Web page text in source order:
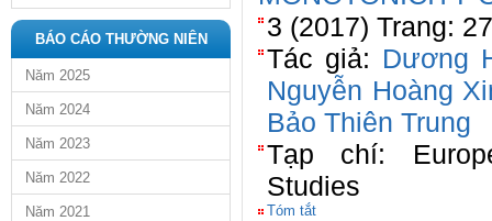
BÁO CÁO THƯỜNG NIÊN
Năm 2025
Năm 2024
Năm 2023
Năm 2022
Năm 2021
3 (2017) Trang:
Tác giả: Dương
Nguyễn Hoàng
Bảo Thiên Trung
Tạp chí:
Studies
Tóm tắt